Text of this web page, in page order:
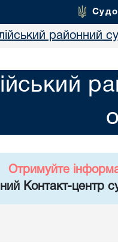
районний
Отримуйте
Контакт-центр